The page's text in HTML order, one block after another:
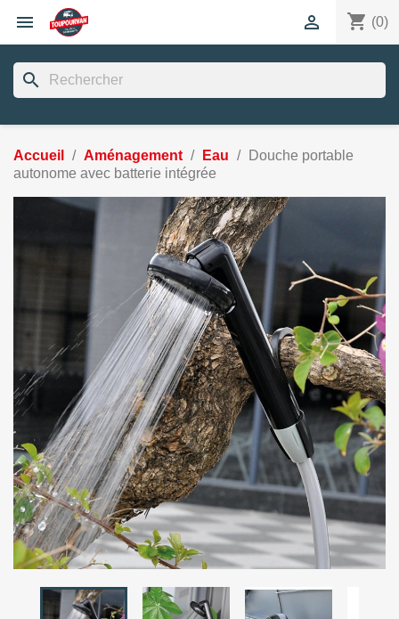
 shopping_cart (0)

search
Accueil Aménagement Eau
Douche portable
autonome avec batterie intégrée